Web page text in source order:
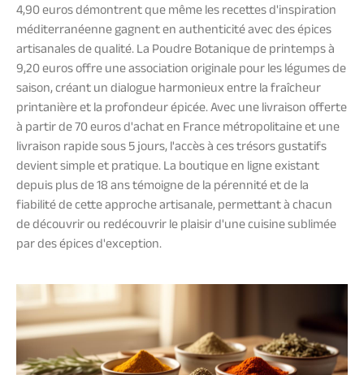
4,90 euros démontrent que même les recettes d'inspiration
méditerranéenne gagnent en authenticité avec des épices
artisanales de qualité. La Poudre Botanique de printemps à
9,20 euros offre une association originale pour les légumes de
saison, créant un dialogue harmonieux entre la fraîcheur
printanière et la profondeur épicée. Avec une livraison offerte
à partir de 70 euros d'achat en France métropolitaine et une
livraison rapide sous 5 jours, l'accès à ces trésors gustatifs
devient simple et pratique. La boutique en ligne existant
depuis plus de 18 ans témoigne de la pérennité et de la
fiabilité de cette approche artisanale, permettant à chacun
de découvrir ou redécouvrir le plaisir d'une cuisine sublimée
par des épices d'exception.